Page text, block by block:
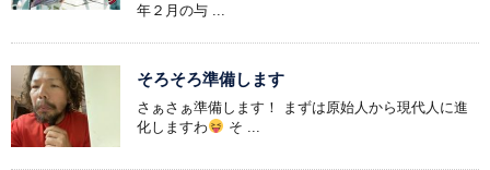
年２月の与 ...
そろそろ準備します
さぁさぁ準備します！ まずは原始人から現代人に進
化しますわ
そ ...